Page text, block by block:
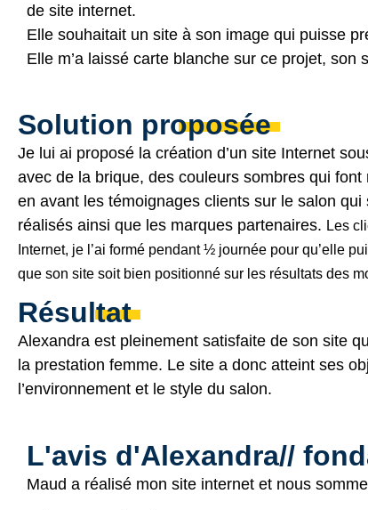
de site internet.
Elle souhaitait un site à son image qui puisse
Elle m’a laissé carte blanche sur ce projet,
Solution proposée
Je lui ai proposé la création d’un site Internet
avec de la brique, des couleurs sombres qui
en avant les témoignages clients sur le salon
réalisés ainsi que les marques partenaires. Les
Internet, je l’ai formé pendant ½ journée pour qu’elle
que son site soit bien positionné sur les résultats des
Résultat
Alexandra est pleinement satisfaite de son site
la prestation femme. Le site a donc atteint ses
l’environnement et le style du salon.
L'avis d'Alexandra//
Maud a réalisé mon site internet et nous